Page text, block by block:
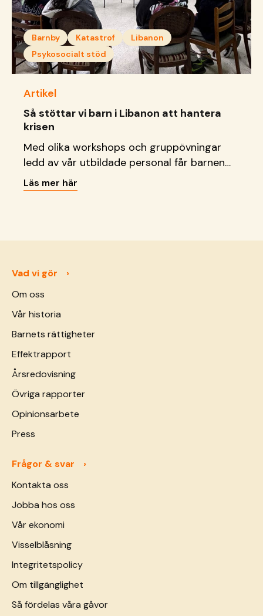
Barnby Katastrof
Libanon
Psykosocialt stöd
Artikel
Så stöttar vi barn i Libanon att hantera
krisen
Med olika workshops och gruppövningar
ledd av vår utbildade personal får barnen
verktyg att förstå och hantera sina känslor.
Läs mer här
Vad vi gör
Om oss
Vår historia
Barnets rättigheter
Effektrapport
Årsredovisning
Övriga rapporter
Opinionsarbete
Press
Frågor & svar
Kontakta oss
Jobba hos oss
Vår ekonomi
Visselblåsning
Integritetspolicy
Om tillgänglighet
Så fördelas våra gåvor